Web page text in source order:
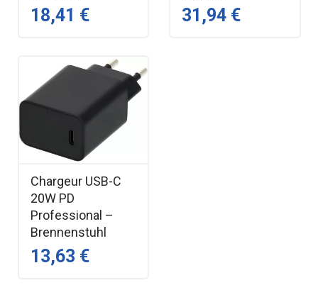
18,41 € 31,94 €
Chargeur USB-C
20W PD
Professional –
Brennenstuhl
13,63 €